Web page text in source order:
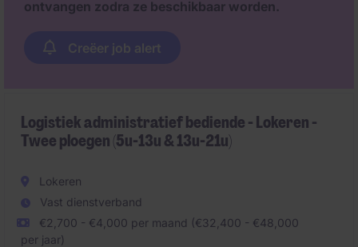
ontvangen zodra ze beschikbaar worden.
Creëer job alert
Logistiek administratief bediende - Lokeren -
Twee ploegen (5u-13u & 13u-21u)
Lokeren
Vast dienstverband
€2,700 - €4,000 per maand (€32,400 - €48,000
per jaar)